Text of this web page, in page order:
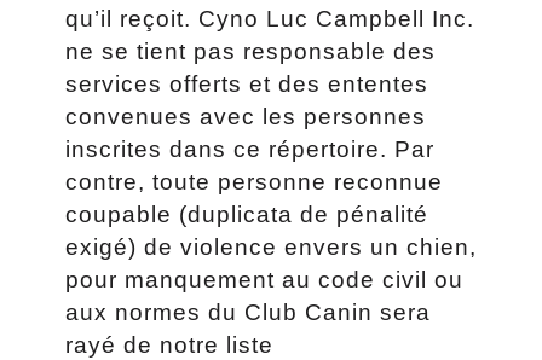
qu’il reçoit. Cyno Luc Campbell Inc.
ne se tient pas responsable des
services offerts et des ententes
convenues avec les personnes
inscrites dans ce répertoire. Par
contre, toute personne reconnue
coupable (duplicata de pénalité
exigé) de violence envers un chien,
pour manquement au code civil ou
aux normes du Club Canin sera
rayé de notre liste